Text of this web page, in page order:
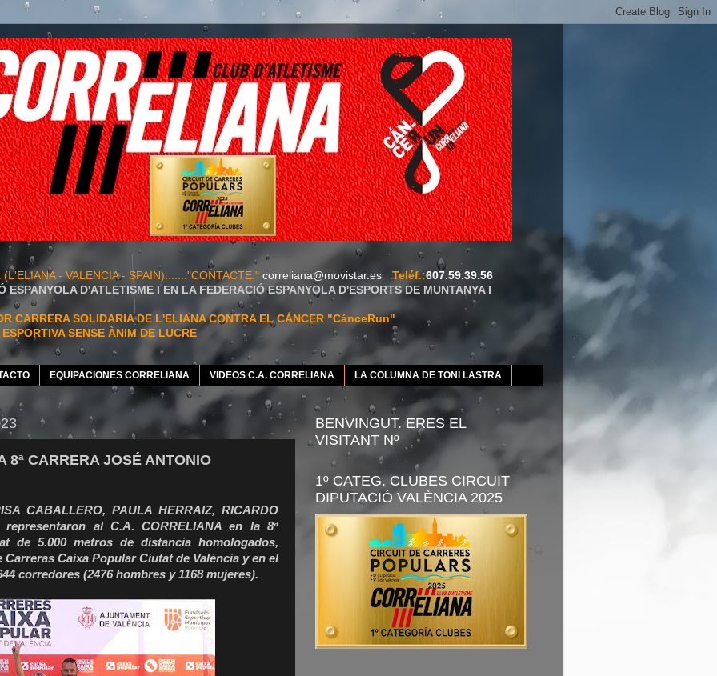
(L'ELIANA - VALENCIA - SPAIN)......."CONTACTE:" correliana@movistar.es -Teléf.:607.59.39.56
D'ATLETISME I EN LA FEDERACIÓ ESPANYOLA D'ESPORTS DE MUNTANYA I
CARRERA SOLIDARIA DE L'ELIANA CONTRA EL CÁNCER "CánceRun"
SENSE ÀNIM DE LUCRE
EQUIPACIONES CORRELIANA VIDEOS C.A. CORRELIANA LA COLUMNA DE TONI LASTRA
8ª CARRERA JOSÉ ANTONIO
CABALLERO, PAULA HERRAIZ, RICARDO
al C.A. CORRELIANA en la 8ª
de 5.000 metros de distancia homologados,
Carreras Caixa Popular Ciutat de València y en el
corredores (2476 hombres y 1168 mujeres).
BENVINGUT. ERES EL
VISITANT Nº
1º CATEG. CLUBES CIRCUIT
DIPUTACIÓ VALÈNCIA 2025